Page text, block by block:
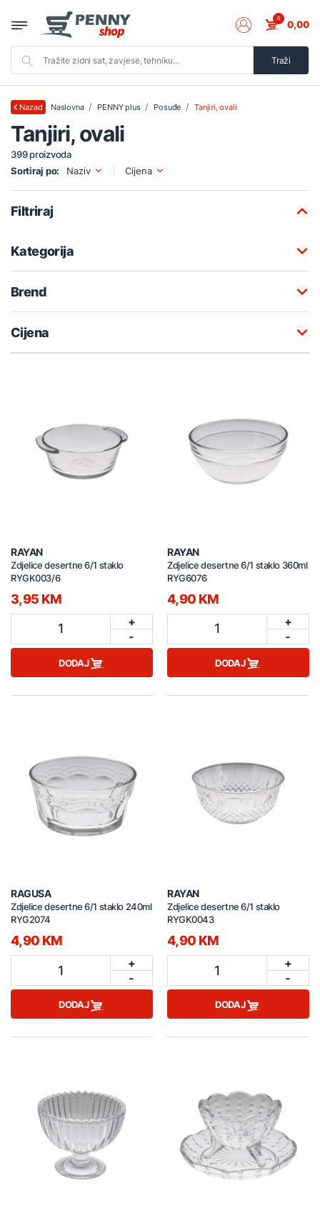
Traži
0 0,00
Nazad Naslovna PENNY plus Posuđe Tanjiri, ovali
Tanjiri, ovali
399 proizvoda
Sortiraj po:
Naziv Cijena
Filtriraj
Kategorija
Brend
Cijena
RAYAN
Zdjelice desertne 6/1 staklo
RYGK003/6
3,95 KM
1
+
-
DODAJ
RAYAN
Zdjelice desertne 6/1 staklo 360ml
RYG6076
4,90 KM
1
+
-
DODAJ
RAGUSA
Zdjelice desertne 6/1 staklo 240ml
RYG2074
4,90 KM
1
+
-
DODAJ
RAYAN
Zdjelice desertne 6/1 staklo
RYGK0043
4,90 KM
1
+
-
DODAJ